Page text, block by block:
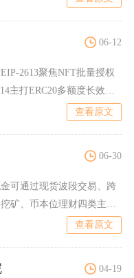
06-12
2613聚焦NFT批量授权
主打ERC20多额度长效签
查看原文
06-30
可通过现货波段交易、跨
矿、币本位理财四类主流
查看原文
04-19